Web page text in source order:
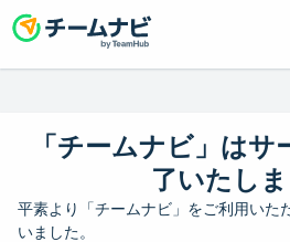
「チームナビ」は
了いたし
平素より「チームナビ」をご利用いた
いました。